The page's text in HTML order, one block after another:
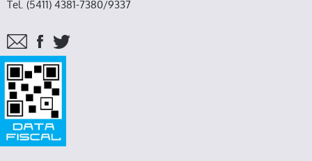
Tel. (5411) 4381-7380/9337